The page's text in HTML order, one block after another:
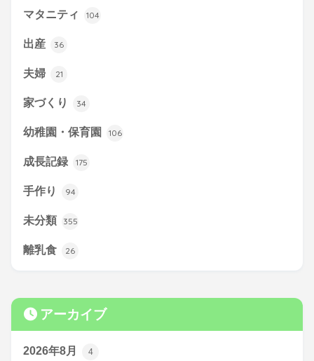
マタニティ 104
出産 36
夫婦 21
家づくり 34
幼稚園・保育園 106
成長記録 175
手作り 94
未分類 355
離乳食 26
アーカイブ
2026年8月 4